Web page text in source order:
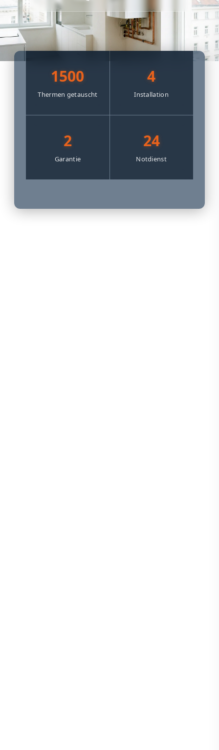
1500
Thermen getauscht
4
Installation
2
Garantie
24
Notdienst